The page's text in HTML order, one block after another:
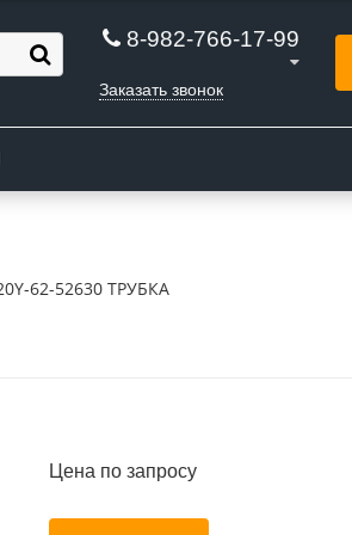
8-982-766-17-99
Заказать звонок
62-52630 ТРУБКА
Цена по запросу